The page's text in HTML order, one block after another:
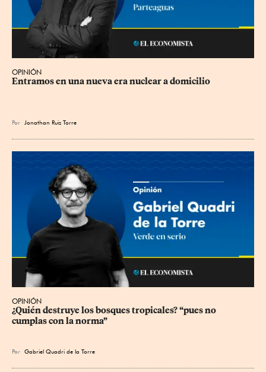
OPINIÓN
Entramos en una nueva era nuclear a domicilio
Por Jonathan Ruiz Torre
OPINIÓN
¿Quién destruye los bosques tropicales? “pues no
cumplas con la norma”
Por Gabriel Quadri de la Torre